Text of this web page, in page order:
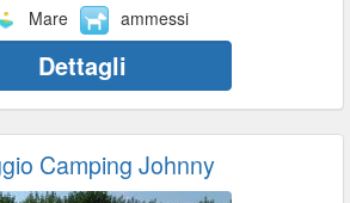
Mare
ammessi
Dettagli
Camping Johnny